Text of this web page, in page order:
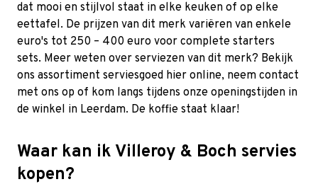
dat mooi en stijlvol staat in elke keuken of op elke
eettafel. De prijzen van dit merk variëren van enkele
euro's tot 250 – 400 euro voor complete starters
sets. Meer weten over serviezen van dit merk? Bekijk
ons assortiment serviesgoed hier online, neem contact
met ons op of kom langs tijdens onze openingstijden in
de winkel in Leerdam. De koffie staat klaar!
Waar kan ik Villeroy & Boch servies
kopen?